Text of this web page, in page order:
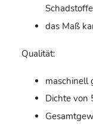
das Maß
Qualität:
maschinell
Dichte von